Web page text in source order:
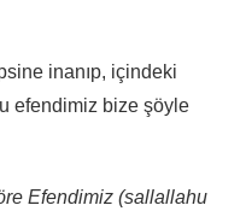
inanıp, içindeki
efendimiz bize şöyle
Efendimiz (sallallahu